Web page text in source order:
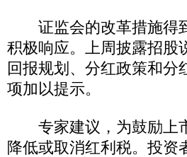
证监会的改革措施得
积极响应。上周披露招股
回报规划、分红政策和分
项加以提示。
专家建议，为鼓励上
降低或取消红利税。投资